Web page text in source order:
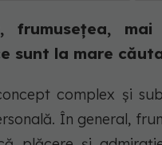
frumusețea,
sunt la mare
complex și
În general,